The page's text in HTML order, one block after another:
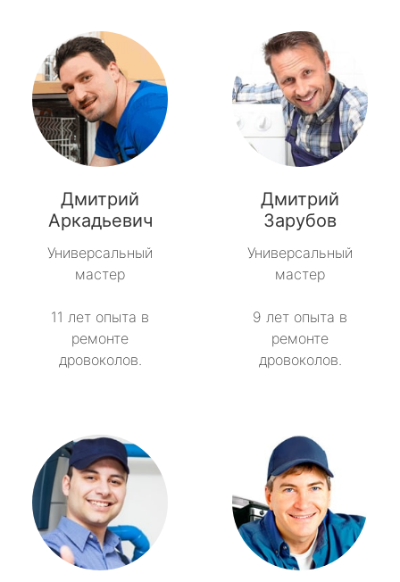
Дмитрий
Аркадьевич
Универсальный
мастер
11 лет опыта в
ремонте
дровоколов.
Дмитрий
Зарубов
Универсальный
мастер
9 лет опыта в
ремонте
дровоколов.